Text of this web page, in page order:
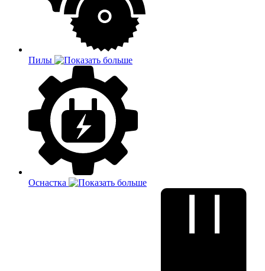
Пилы
Оснастка